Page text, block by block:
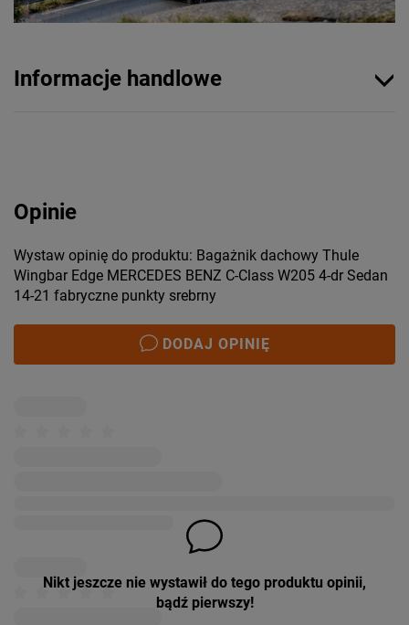
Informacje handlowe
Opinie
Wystaw opinię do produktu: Bagażnik dachowy Thule
Wingbar Edge MERCEDES BENZ C-Class W205 4-dr Sedan
14-21 fabryczne punkty srebrny
DODAJ OPINIĘ
Nikt jeszcze nie wystawił do tego produktu opinii,
bądź pierwszy!